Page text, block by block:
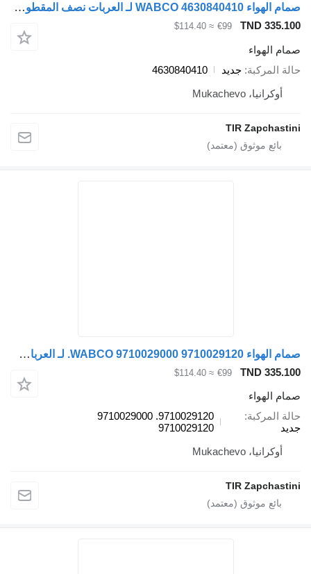
صمام الهواء WABCO 4630840410 لـ العربات نصف المقطورة WABCO
TND
€99
≈ $114.40
الهواء
المركبة جديد
4630840410
أوكرانيا، Mukachevo
TIR
صمام الهواء WABCO 9710029000 9710029120. لـ العربات نصف المقطورة WABCO
TND
€99
≈ $114.40
الهواء
المركبة
9710029120. 9710029000
9710029120
أوكرانيا، Mukachevo
TIR